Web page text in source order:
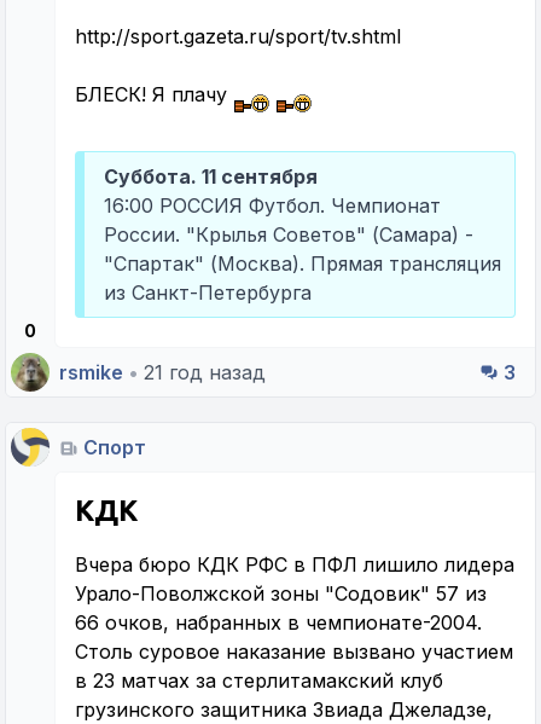
0
http://sport.gazeta.ru/sport/tv.shtml
БЛЕСК! Я плачу
Суббота. 11 сентября
16:00 РОССИЯ Футбол. Чемпионат
России. "Крылья Советов" (Самара) -
"Спартак" (Москва). Прямая трансляция
из Санкт-Петербурга
rsmike • 21 год назад 3
Спорт
КДК
Вчера бюро КДК РФС в ПФЛ лишило лидера
Урало-Поволжской зоны "Содовик" 57 из
66 очков, набранных в чемпионате-2004.
Столь суровое наказание вызвано участием
в 23 матчах за стерлитамакский клуб
грузинского защитника Звиада Джеладзе,